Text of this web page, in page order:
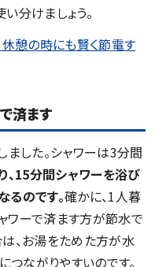
分けましょう。
憩の時にも賢く節電す
済ます
した。シャワーは3分間
、15分間シャワーを浴び
るのです。確かに、1人暮
ワーで済ます方が節水で
は、お湯をためた方が水
ながりやすいのです。